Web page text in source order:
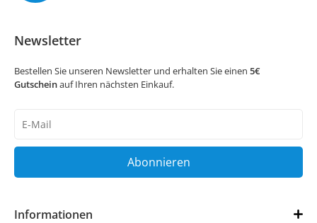
Newsletter
Bestellen Sie unseren Newsletter und erhalten Sie einen 5€
Gutscheinauf Ihren nächsten Einkauf.
Honig
Abonnieren
Informationen